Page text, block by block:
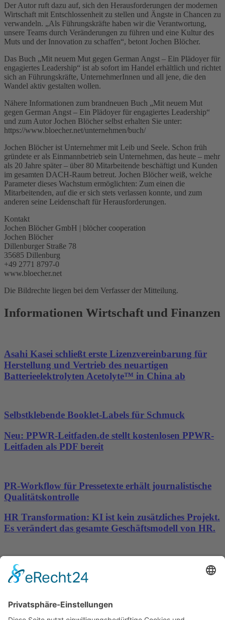
Der Autor ruft dazu auf, sich den Herausforderungen der modernen
Wirtschaft mit Entschlossenheit zu stellen und Ängste in Chancen zu
verwandeln. „Als Führungskräfte haben wir die Verantwortung,
unsere Teams durch Veränderungen zu führen und eine Kultur des
Muts und der Innovation zu schaffen“, betont Jochen Blöcher.
Das Buch „Mit neuem Mut gegen German Angst – Ein Plädoyer für
engagiertes Leadership“ ist ab sofort im Handel erhältlich und richtet
sich an Führungskräfte, UnternehmerInnen und all jene, die den
Wandel aktiv gestalten wollen.
Nähere Informationen zum brandneuen Buch „Mit neuem Mut
gegen German Angst – Ein Plädoyer für engagiertes Leadership“
und zum Autor Jochen Blöcher selbst erhalten Sie unter:
https://www.bloecher.net/unternehmen/buch/
Jochen Blöcher ist Unternehmer mit Leib und Seele. Schon früh
gründete er als Einmannbetrieb sein Unternehmen, das heute – mehr
als 20 Jahre später – über 80 Mitarbeitende beschäftigt und Kunden
im gesamten DACH-Raum betreut. Jochen Blöcher weiß, welche
Parameter dieses Wachstum ermöglichten: Zum einen die
Mitarbeitenden, auf die er sich stets verlassen konnte, und zum
anderen seine Leidenschaft für Herausforderungen.
Kontakt
Jochen Blöcher GmbH | blöcher cooperation
Jochen Blöcher
Dillenburger Straße 78
35685 Dillenburg
+49 2771 8797-0
www.bloecher.net
Die Bildrechte liegen bei dem Verfasser der Mitteilung.
Informationen Wirtschaft und Finanzen
Asahi Kasei schließt erste Lizenzvereinbarung für
Herstellung und Vertrieb des neuartigen
Batterieelektrolyten Acetolyte™ in China ab
Selbstklebende Booklet-Labels für Schmuck
Neu: PPWR-Leitfaden.de stellt kostenlosen PPWR-
Leitfaden als PDF bereit
PR-Workflow für Pressetexte erhält journalistische
Qualitätskontrolle
HR Transformation: KI ist kein zusätzliches Projekt.
Es verändert das gesamte Geschäftsmodell von HR.
Noosha Aubel: Ist sie Potsdams Problemen
gewachsen?